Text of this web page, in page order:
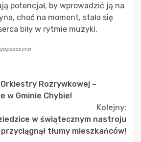
potencjał, by wprowadzić ją na
choć na moment, stała się
biły w rytmie muzyki.
Rozrywkowej –
w Gminie Chybie!
Kolejny:
w świątecznym nastroju
tłumy mieszkańców!